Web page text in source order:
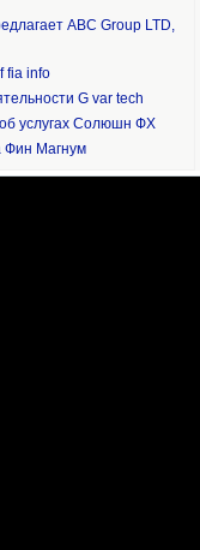
ABC Group LTD,
fia info
G var tech
услугах Солюшн ФХ
Фин Магнум